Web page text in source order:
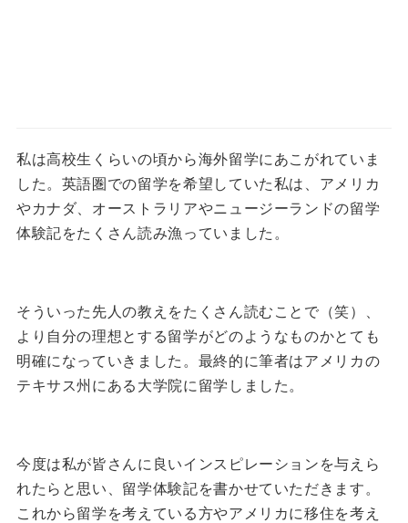
私は高校生くらいの頃から海外留学にあこがれていま
した。 英語圏での留学を希望していた私は、アメリカ
やカナダ、オーストラリアやニュージーランドの留学
体験記をたくさん読み漁っていました。
そういった先人の教えをたくさん読むことで（笑）、
より自分の理想とする留学がどのようなものかとても
明確になっていきました。 最終的に筆者はアメリカの
テキサス州にある大学院に留学しました。
今度は私が皆さんに良いインスピレーションを与えら
れたらと思い、留学体験記を書かせていただきます。
これから留学を考えている方やアメリカに移住を考え